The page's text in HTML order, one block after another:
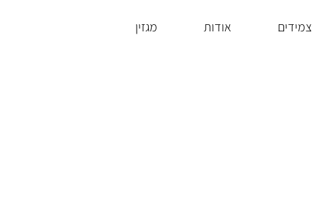
צמידים אודות
מגזין